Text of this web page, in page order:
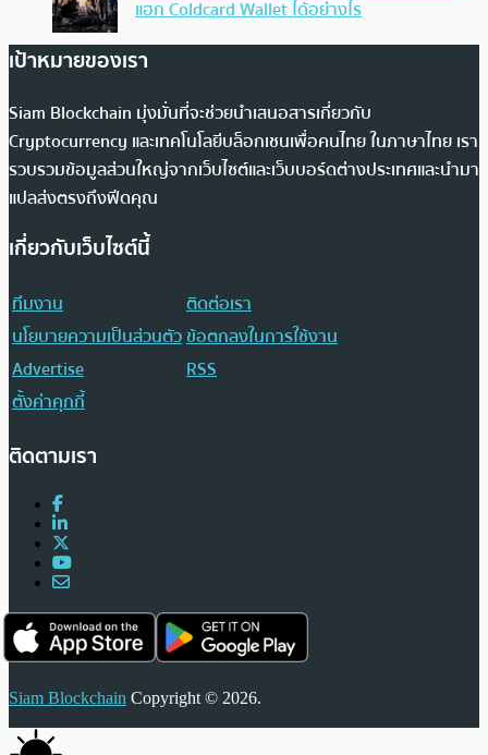
แฮก Coldcard Wallet ได้อย่างไร
เป้าหมายของเรา
Siam Blockchain มุ่งมั่นที่จะช่วยนำเสนอสารเกี่ยวกับ
Cryptocurrency และเทคโนโลยีบล็อกเชนเพื่อคนไทย ในภาษาไทย เรา
รวบรวมข้อมูลส่วนใหญ่จากเว็บไซต์และเว็บบอร์ดต่างประเทศและนำมา
แปลส่งตรงถึงฟีดคุณ
เกี่ยวกับเว็บไซต์นี้
ทีมงาน
ติดต่อเรา
นโยบายความเป็นส่วนตัวข้อตกลงในการใช้งาน
Advertise
RSS
ตั้งค่าคุกกี้
ติดตามเรา
Siam Blockchain Copyright © 2026.